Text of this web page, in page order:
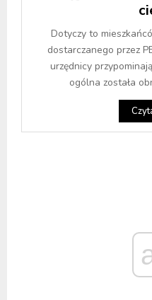
Dotyczy to
dostarczanego przez
urzędnicy
ogólna została